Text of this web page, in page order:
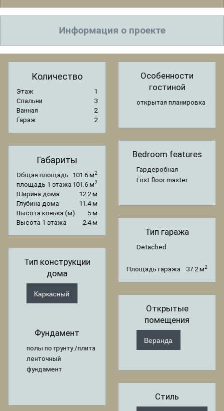
Информация о проекте
Количество
Этаж
1
Спальни
3
Ванная
2
Гараж
2
Габариты
Общая площадь 101.6 м2
площадь 1 этажа 101.6 м2
Ширина дома
12.2 м
Глубина дома
11.4 м
Высота конька (м)
5 м
Высота 1 этажа
2.4 м
Тип конструкции
дома
Каркасный
Фундамент
полы по грунту /плита
ленточный
фундамент
Особенности
гостиной
открытая планировка
Bedroom features
Гардеробная
First floor master
Тип гаража
Detached
Площадь гаража 37.2 м2
Открытые
помещения
Веранда
Стиль